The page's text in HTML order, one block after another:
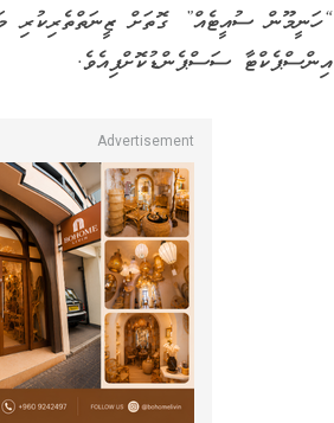
“ހަނީމޫން ސުއީޓެއް” ގޮތަށް ޒީނަތްތެރިކުރި
އިންސްޕެކްޓާ ސަސްޕެންޑުކޮށްފިއެވެ.